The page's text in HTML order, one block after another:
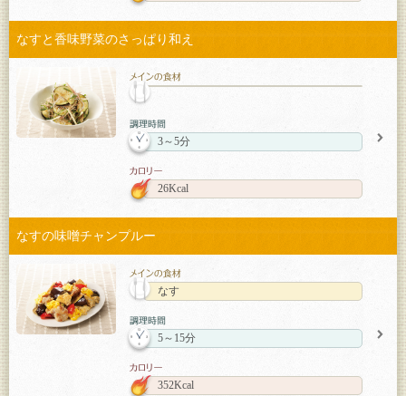
なすと香味野菜のさっぱり和え
3～5分
26Kcal
なすの味噌チャンプルー
なす
5～15分
352Kcal